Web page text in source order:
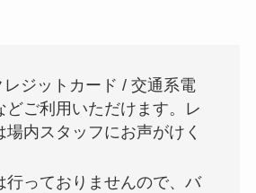
レジットカード / 交通系電
どご利用いただけます。レ
場内スタッフにお声がけく
行っておりませんので、バ